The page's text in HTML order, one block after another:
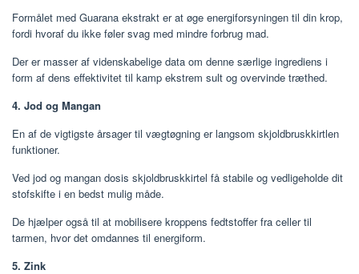
Formålet med Guarana ekstrakt er at øge energiforsyningen til din krop,
fordi hvoraf du ikke føler svag med mindre forbrug mad.
Der er masser af videnskabelige data om denne særlige ingrediens i
form af dens effektivitet til kamp ekstrem sult og overvinde træthed.
4. Jod og Mangan
En af de vigtigste årsager til vægtøgning er langsom skjoldbruskkirtlen
funktioner.
Ved jod og mangan dosis skjoldbruskkirtel få stabile og vedligeholde dit
stofskifte i en bedst mulig måde.
De hjælper også til at mobilisere kroppens fedtstoffer fra celler til
tarmen, hvor det omdannes til energiform.
5. Zink